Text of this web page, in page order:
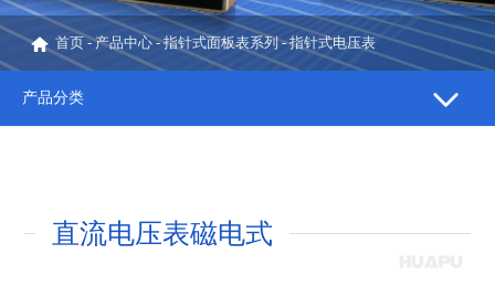
首页-产品中心-指针式面板表系列-指针式电压表
产品分类
直流电压表磁电式